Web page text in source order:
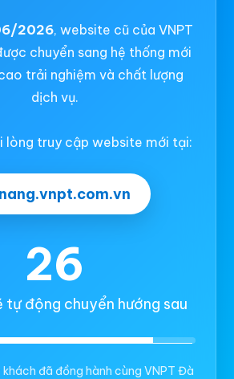
2026, website cũ của VNPT
chuyển sang hệ thống mới
trải nghiệm và chất lượng
dịch vụ.
lòng truy cập website mới tại:
26
tự động chuyển hướng sau
khách đã đồng hành cùng VNPT Đà